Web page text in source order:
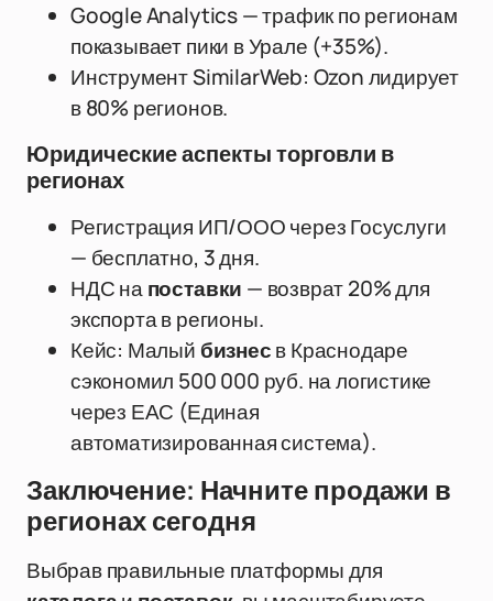
Google Analytics — трафик по регионам
показывает пики в Урале (+35%).
Инструмент SimilarWeb: Ozon лидирует
в 80% регионов.
Юридические аспекты торговли в
регионах
Регистрация ИП/ООО через Госуслуги
— бесплатно, 3 дня.
НДС напоставки — возврат 20% для
экспорта в регионы.
Кейс: Малый бизнесв Краснодаре
сэкономил 500 000 руб. на логистике
через ЕАС (Единая
автоматизированная система).
Заключение: Начните продажи в
регионах сегодня
Выбрав правильные платформы для